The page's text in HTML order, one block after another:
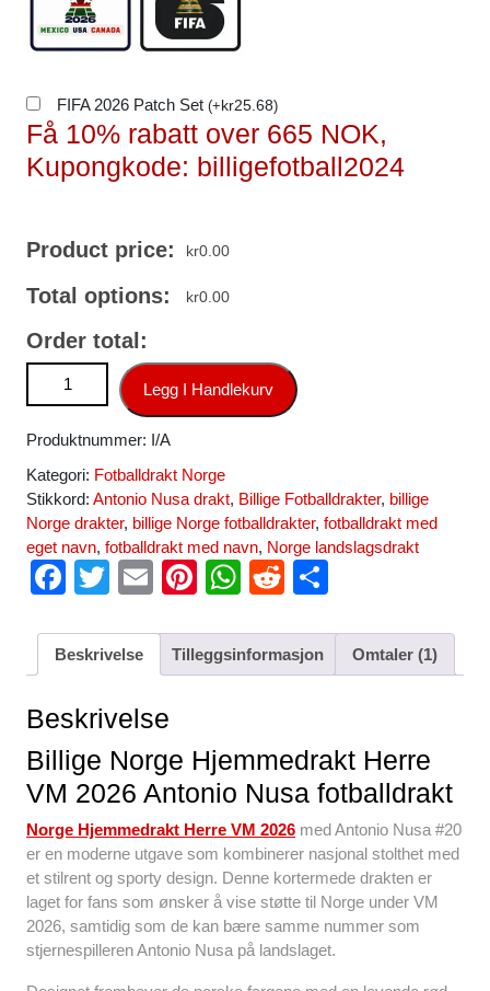
FIFA 2026 Patch Set (+kr25.68)
Få 10% rabatt over 665 NOK,
Kupongkode: billigefotball2024
Product price: kr0.00
Total options: kr0.00
Order total:
Norge Hjemmedrakt Herre VM 2026 Antonio Nusa #20 rød
Korte ermer antallLegg I Handlekurv
Produktnummer: I/A
Kategori: Fotballdrakt Norge
Stikkord: Antonio Nusa drakt, Billige Fotballdrakter, billige
Norge drakter, billige Norge fotballdrakter, fotballdrakt med
eget navn, fotballdrakt med navn, Norge landslagsdrakt
F
c
b
o
o
k
T
tt
E
ail
Pi
er
e
W
at
s
p
p
R
d
di
ar
e
Beskrivelse Tilleggsinformasjon Omtaler (1)
Beskrivelse
Billige Norge Hjemmedrakt Herre
VM 2026 Antonio Nusa fotballdrakt
Norge Hjemmedrakt Herre VM 2026 med Antonio Nusa #20
er en moderne utgave som kombinerer nasjonal stolthet med
et stilrent og sporty design. Denne kortermede drakten er
laget for fans som ønsker å vise støtte til Norge under VM
2026, samtidig som de kan bære samme nummer som
stjernespilleren Antonio Nusa på landslaget.